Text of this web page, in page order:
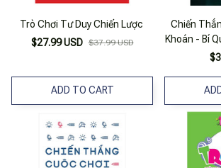
Trò Chơi Tư Duy Chiến Lược
$27.99 USD $37.99 USD
ADD TO CART
Chiến
Khoán - Bí
Đầu